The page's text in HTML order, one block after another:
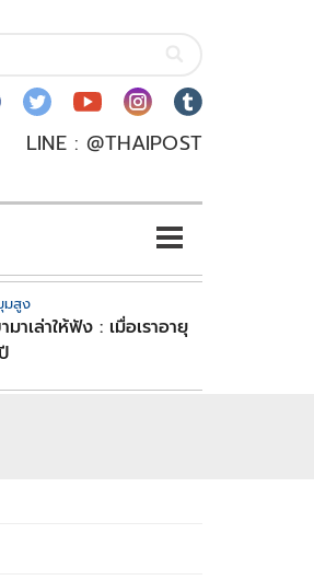
LINE : @THAIPOST
มสูง
มาเล่าให้ฟัง : เมื่อเราอายุ